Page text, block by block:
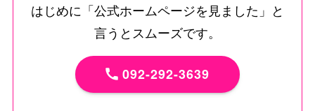
はじめに「公式ホームページを見ました」と
言うとスムーズです。
092-292-3639